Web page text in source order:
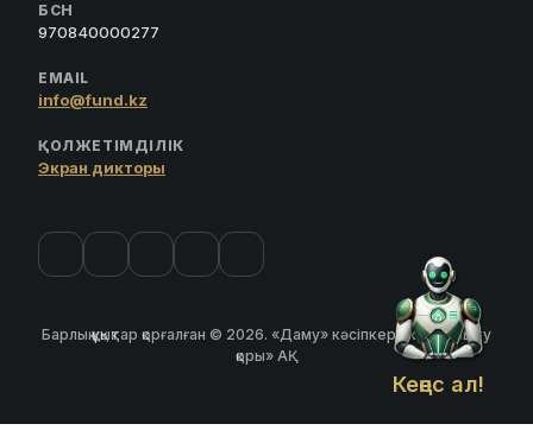
Кеңес ал!
БСН
970840000277
EMAIL
info@fund.kz
ҚОЛЖЕТІМДІЛІК
Экран дикторы
Барлық құқықтар қорғалған © 2026. «Даму» кәсіпкерлікті дамыту
қоры» АҚ